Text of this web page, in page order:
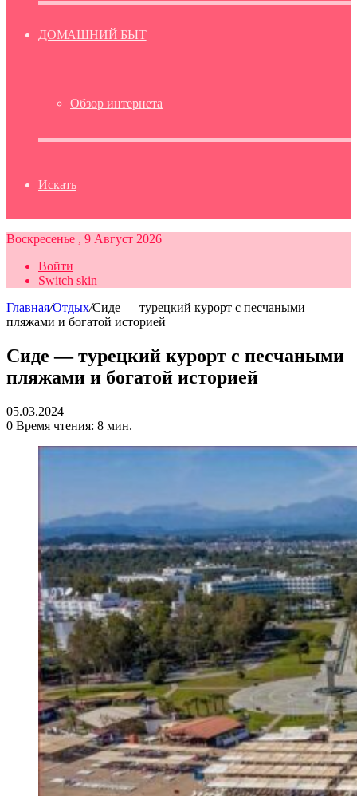
ДОМАШНИЙ БЫТ
Обзор интернета
Искать
Воскресенье , 9 Август 2026
Войти
Switch skin
Главная/Отдых/Сиде — турецкий курорт с песчаными
пляжами и богатой историей
Сиде — турецкий курорт с песчаными
пляжами и богатой историей
05.03.2024
0 Время чтения: 8 мин.